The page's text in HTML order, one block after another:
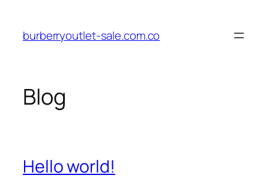
phầnburberryoutlet-sale.com.co
Blog
Hello world!